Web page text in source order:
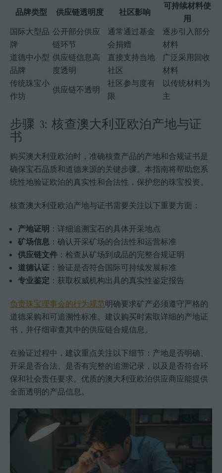
品牌类型 供应链透明度 社区影响
可持续材料使
用
国际大型品
牌
公开部分供应
链环节
通常通过基金
会捐赠
逐步引入部分
材料
道德中小型
品牌
供应链信息高
度透明
直接支持当地
社区
广泛采用回收
材料
传统珠宝小
作坊
供应链不透明
社区参与度有
限
以传统材料为
主
步骤 3: 核查澳大利亚欧泊产地与证
书
购买澳大利亚欧泊时，准确核查产品的产地和合规证书是
确保宝石品质和道德来源的关键步骤。本指南将帮助您系
统性地验证欧泊的真实性和合法性，保护您的珠宝投资。
核查澳大利亚欧泊产地与证书需要关注以下重要方面：
产地证明 ：详细追溯宝石的具体开采地点
矿场信息 ：确认开采矿场的合法性和运营标准
供应链文件 ：检查从矿场到成品的完整合规证明
道德认证 ：验证是否符合国际可持续发展标准
专业鉴定 ：获取权威机构出具的真实性鉴定报告
负责珠宝理事会的行为规范明确要求矿产必须遵守严格的
道德采购和可追溯性标准。建议购买时索取详细的产地证
书，并仔细审查其中的供应链合规信息。
在验证过程中，建议重点关注以下细节：产地是否明确、
开采是否合法、是否有完整的追溯记录，以及是否符合环
保和社会责任要求。优质的澳大利亚欧泊供应商应能提供
全面透明的产品信息。